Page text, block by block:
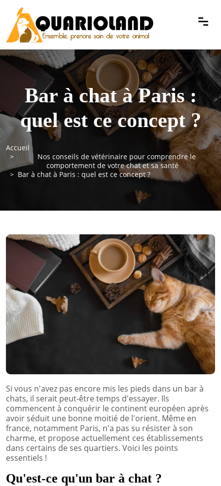
Bar à chat à Paris :
quel est ce concept ?
Accueil
Nos conseils de vétérinaire pour comprendre le
comportement de votre chat et sa santé
Bar à chat à Paris : quel est ce concept ?
Si vous n'avez pas encore mis les pieds dans un bar à
chats, il serait peut-être temps d'essayer. Ils
commencent à conquérir le continent européen après
avoir séduit une bonne moitié de l'orient. Même en
france, notamment Paris, n'a pas su résister à son
charme, et propose actuellement ces établissements
dans certains de ses quartiers. Voici les points
essentiels !
Qu'est-ce qu'un bar à chat ?